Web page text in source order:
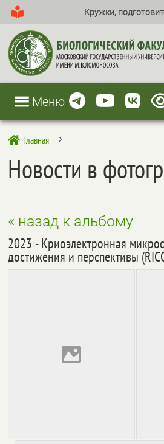
Кружки,
Меню
 Главная 5
Новости в
« назад к альбому
2023 - Криоэлектронная
достижения и перспективы